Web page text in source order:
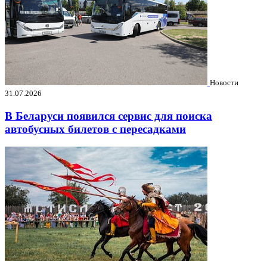
Новости
31.07.2026
В Беларуси появился сервис для поиска
автобусных билетов с пересадками